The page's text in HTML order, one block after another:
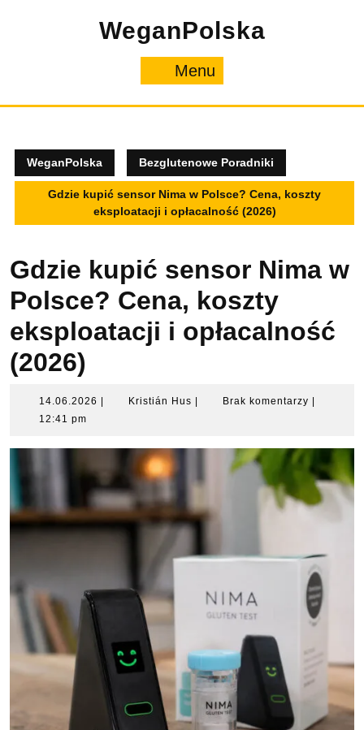
WeganPolska
Menu
WeganPolska Bezglutenowe Poradniki
Gdzie kupić sensor Nima w Polsce? Cena, koszty
eksploatacji i opłacalność (2026)
Gdzie kupić sensor Nima w
Polsce? Cena, koszty
eksploatacji i opłacalność
(2026)
14.06.2026 14.06.2026Kristián Hus KristiánBrak komentarzy
12:41 pm